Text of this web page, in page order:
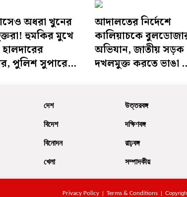
অধরা খুনের
হুমকির মুখে
পুলিশ সুপারের
আদালতের নির্দেশে
কালিয়াচকে
অভিযান, জাতীয় সড়ক
দখলমুক্ত করতে ভাঙা
দেশ
বিদেশ
বিনোদন
খেলা
উত্তরবঙ্গ
দক্ষিণবঙ্গ
রাঢ়বঙ্গ
সম্পাদকীয়
Privacy Policy | Terms & Conditions |